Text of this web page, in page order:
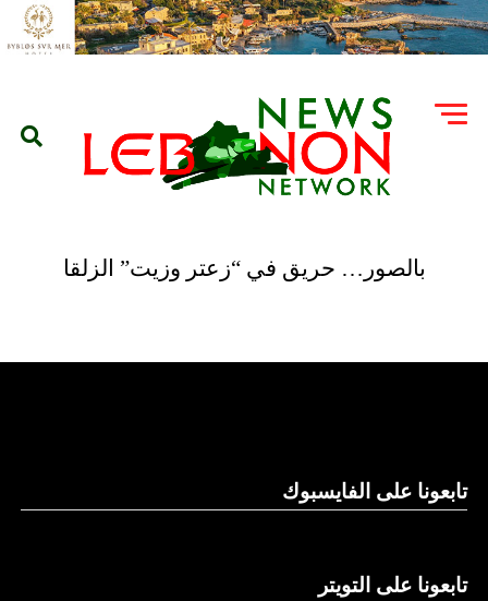
بالصور… حريق في “زعتر وزيت” الزلقا
تابعونا على الفايسبوك
تابعونا على التويتر